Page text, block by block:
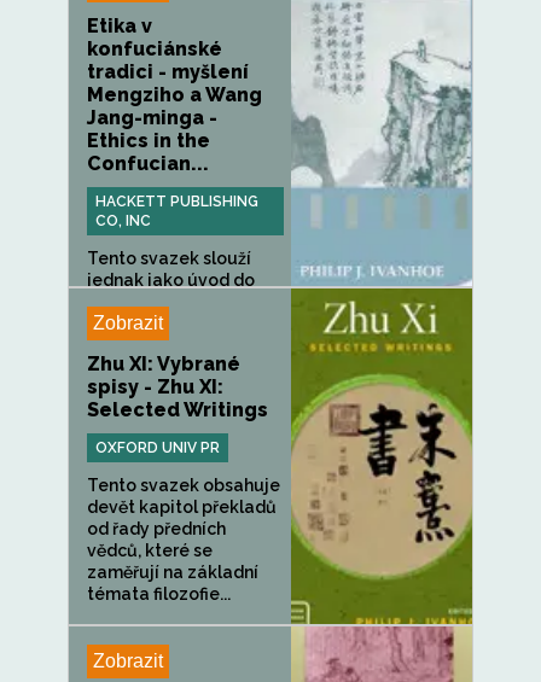
Etika v
konfuciánské
tradici - myšlení
Mengziho a Wang
Jang-minga -
Ethics in the
Confucian...
HACKETT PUBLISHING
CO, INC
Tento svazek slouží
jednak jako úvod do
Zobrazit
Zhu XI: Vybrané
spisy - Zhu XI:
Selected Writings
OXFORD UNIV PR
Tento svazek obsahuje
devět kapitol překladů
od řady předních
vědců, které se
zaměřují na základní
témata filozofie...
Zobrazit